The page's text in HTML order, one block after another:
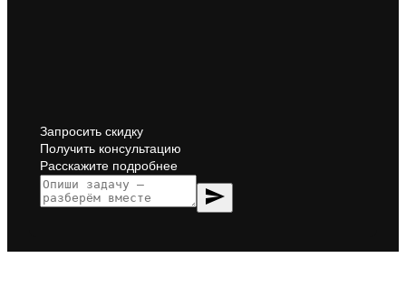
Запросить скидку
Получить консультацию
Расскажите подробнее
send